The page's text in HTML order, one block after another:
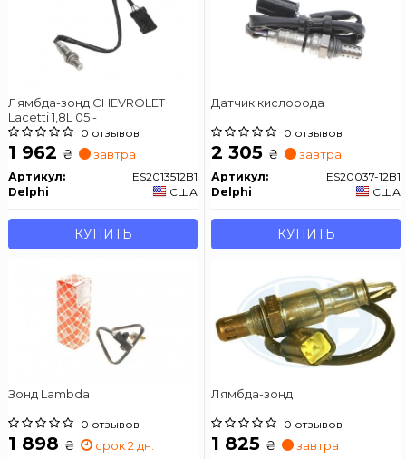
Лямбда-зонд CHEVROLET
Lacetti 1,8L 05 -
0 отзывов
1 962 ₴ завтра
Артикул:
ES2013512B1
Delphi
США
КУПИТЬ
Датчик кислорода
0 отзывов
2 305 ₴ завтра
Артикул:
ES20037-12B1
Delphi
США
КУПИТЬ
Зонд Lambda
0 отзывов
1 898 ₴ срок 2 дн.
Лямбда-зонд
0 отзывов
1 825 ₴ завтра